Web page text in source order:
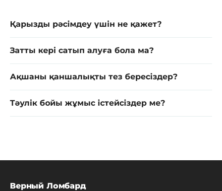
Қарызды рәсімдеу үшін не қажет?
Затты кері сатып алуға бола ма?
Ақшаны қаншалықты тез бересіздер?
Тәулік бойы жұмыс істейсіздер ме?
Верный Ломбард